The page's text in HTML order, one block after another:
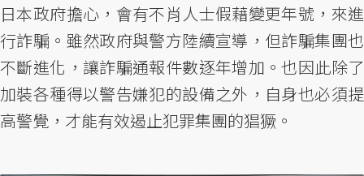
日本政府擔心，會有不肖人士假藉變更年號，來進
行詐騙。雖然政府與警方陸續宣導，但詐騙集團也
不斷進化，讓詐騙通報件數逐年增加。也因此除了
加裝各種得以警告嫌犯的設備之外，自身也必須提
高警覺，才能有效遏止犯罪集團的猖獗。